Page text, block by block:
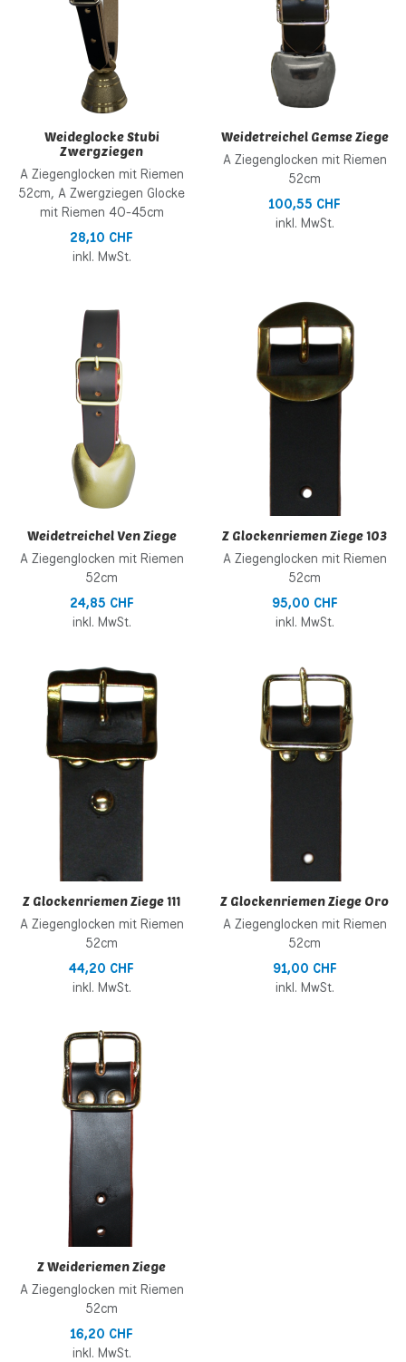
Weideglocke Stubi
Zwergziegen
A Ziegenglocken mit Riemen
52cm, A Zwergziegen Glocke
mit Riemen 40-45cm
28,10 CHF
inkl. MwSt.
Weidetreichel Gemse Ziege
A Ziegenglocken mit Riemen
52cm
100,55 CHF
inkl. MwSt.
Zur Wunschliste hinzufügen
Zur Vergleichsliste hinzufügen
Schnellansicht
Weidetreichel Ven Ziege
A Ziegenglocken mit Riemen
52cm
24,85 CHF
inkl. MwSt.
Z Glockenriemen Ziege 103
A Ziegenglocken mit Riemen
52cm
95,00 CHF
inkl. MwSt.
Zur Wunschliste hinzufügen
Zur Vergleichsliste hinzufügen
Schnellansicht
Z Glockenriemen Ziege 111
A Ziegenglocken mit Riemen
52cm
44,20 CHF
inkl. MwSt.
Z Glockenriemen Ziege Oro
A Ziegenglocken mit Riemen
52cm
91,00 CHF
inkl. MwSt.
Z Weideriemen Ziege
A Ziegenglocken mit Riemen
52cm
16,20 CHF
inkl. MwSt.